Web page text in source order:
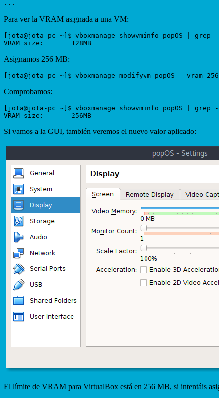
Para ver la VRAM asignada a una VM:
[jota@jota-pc ~]$ vboxmanage showvminfo popOS | grep
Asignamos 256 MB:
Comprobamos:
[jota@jota-pc ~]$ vboxmanage showvminfo popOS | grep
Si vamos a la GUI, también veremos el nuevo valor aplicado:
El límite de VRAM para VirtualBox está en 256 MB, si intentáis